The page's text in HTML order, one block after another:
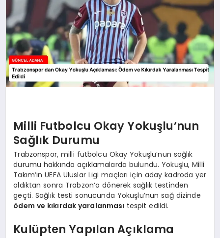
Milli Futbolcu Okay Yokuşlu’nun
Sağlık Durumu
Trabzonspor, milli futbolcu Okay Yokuşlu’nun sağlık
durumu hakkında açıklamalarda bulundu. Yokuşlu, Milli
Takım’ın UEFA Uluslar Ligi maçları için aday kadroda yer
aldıktan sonra Trabzon’a dönerek sağlık testinden
geçti. Sağlık testi sonucunda Yokuşlu’nun sağ dizinde
ödem ve kıkırdak yaralanması tespit edildi.
Kulüpten Yapılan Açıklama